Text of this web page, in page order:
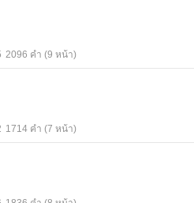
ใต้แสงดาวคือจุดเริ่มต้นของการ
ยวของเขาที่ปลุกเร้าความรู้สึกโหยหา
****** นิยายเรื่องนี้ เคยตีพิมพ์เป็นรูป
วกัน
2096 คำ (9 หน้า)
1714 คำ (7 หน้า)